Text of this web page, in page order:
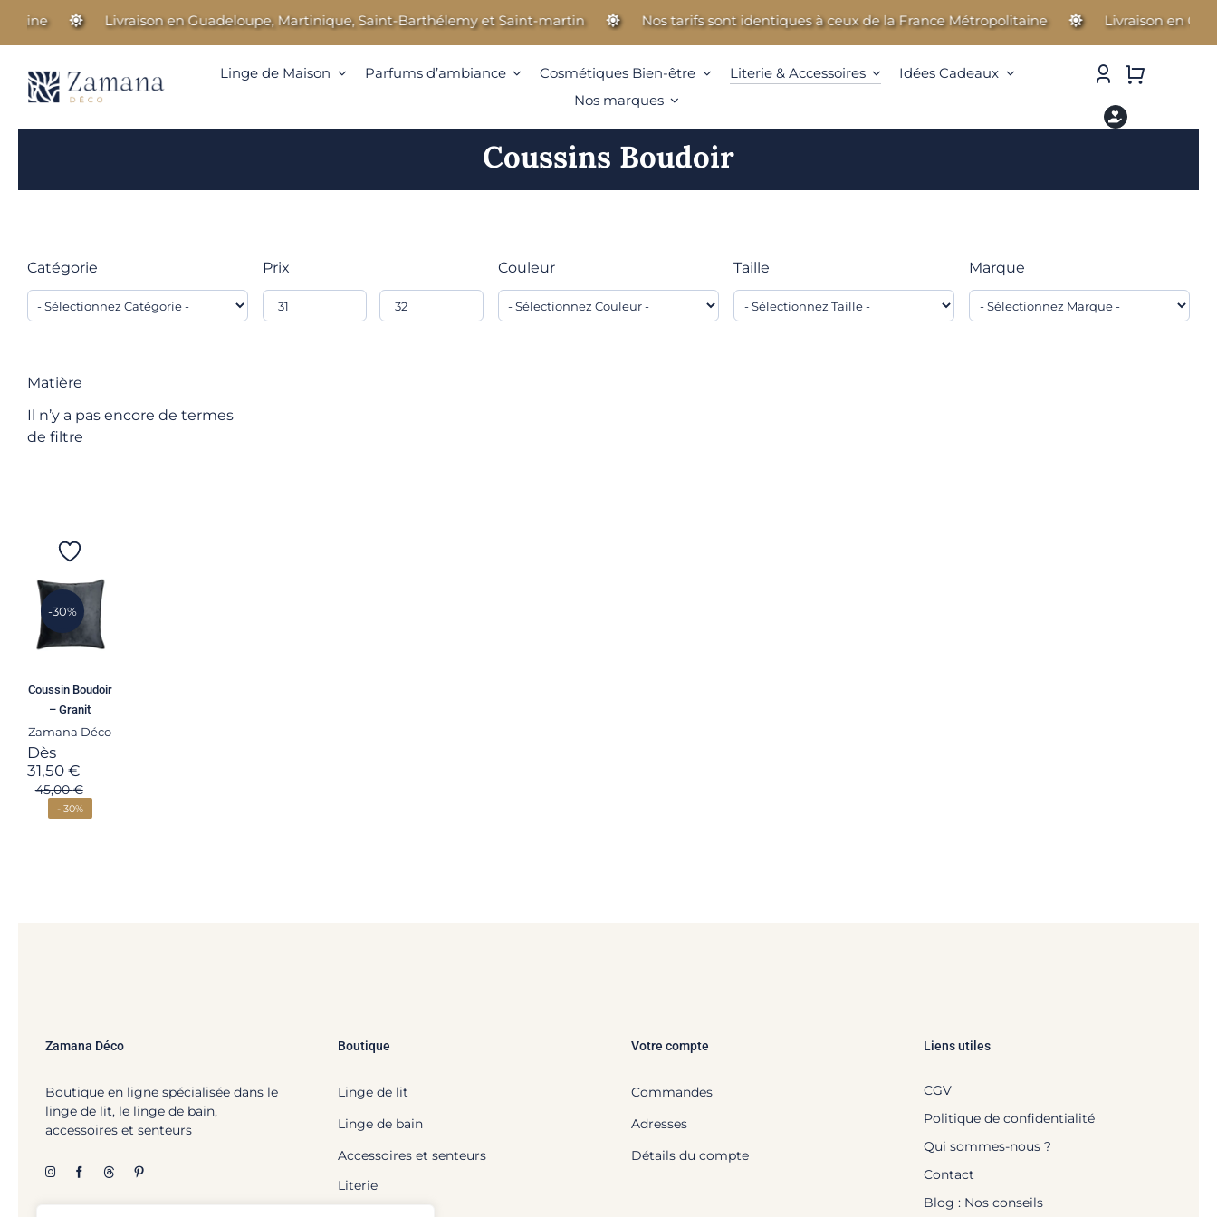
Livraison en Guadeloupe, Martinique, Saint-Barthélemy et Saint-martin Nos tarifs sont identiques à ceux de la France Métropolitaine Livraison en
Linge de Maison Parfums d’ambiance Cosmétiques Bien-être Literie & Accessoires
Idées Cadeaux
Nos marques
Coussins Boudoir
Catégorie Prix Couleur Taille Marque
Matière
Il n’y a pas encore de termes
de filtre
-30%
Coussin Boudoir
– Granit
Zamana Déco
Dès
31,50 €
45,00€
- 30%
Zamana Déco
Boutique en ligne spécialisée dans le
linge de lit, le linge de bain,
accessoires et senteurs
Boutique
Linge de lit
Linge de bain
Accessoires et senteurs
Literie
Votre compte
Commandes
Adresses
Détails du compte
Liens utiles
CGV
Politique de confidentialité
Qui sommes-nous ?
Contact
Blog : Nos conseils